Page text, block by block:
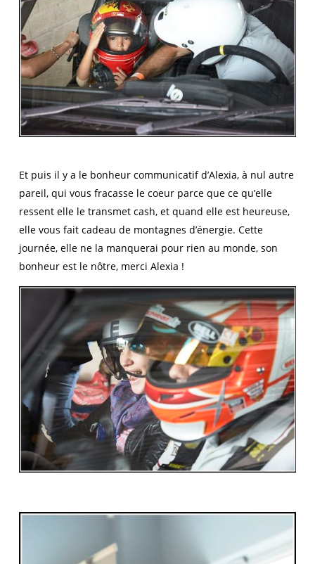
Et puis il y a le bonheur communicatif d’Alexia, à nul autre
pareil, qui vous fracasse le coeur parce que ce qu’elle
ressent elle le transmet cash, et quand elle est heureuse,
elle vous fait cadeau de montagnes d’énergie. Cette
journée, elle ne la manquerai pour rien au monde, son
bonheur est le nôtre, merci Alexia !